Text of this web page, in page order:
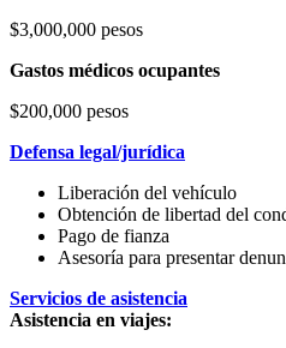
$3,000,000 pesos
Gastos médicos ocupantes
$200,000 pesos
Defensa legal/jurídica
Liberación del vehículo
Obtención de libertad del
Pago de fianza
Asesoría para presentar
Servicios de asistencia
Asistencia en viajes: